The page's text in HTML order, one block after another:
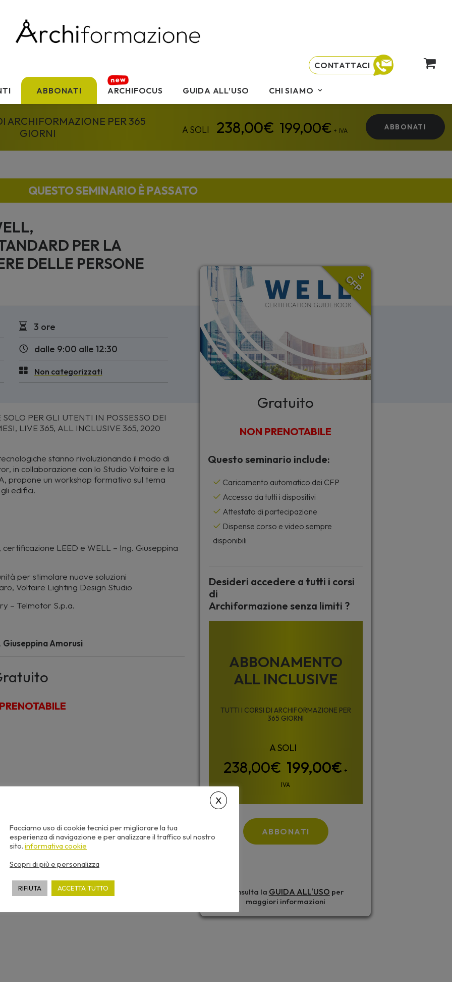
ABBONATI ARCHIFOCUS GUIDA ALL’USO CHI SIAMO
CONTATTACI
ARCHIFORMAZIONE PER 365
GIORNI
199,00€ + IVA ABBONATI
QUESTO SEMINARIO È PASSATO
PER LA
DELLE PERSONE
3 ore
dalle 9:00 alle 12:30
Non categorizzati
PER GLI UTENTI IN POSSESSO DEI
LIVE 365, ALL INCLUSIVE 365, 2020
stanno rivoluzionando il modo di
in collaborazione con lo Studio Voltaire e la
propone un workshop formativo sul tema
edifici.
LEED e WELL – Ing. Giuseppina
per stimolare nuove soluzioni
Voltaire Lighting Design Studio
– Telmotor S.p.a.
Giuseppina Amorusi
3
CFP
Gratuito
NON PRENOTABILE
Questo seminario include:
Caricamento automatico dei CFP
Accesso da tutti i dispositivi
Attestato di partecipazione
Dispense corso e video sempre
disponibili
Desideri accedere a tutti i corsi
di
Archiformazione senza limiti ?
ABBONAMENTO
ALL INCLUSIVE
TUTTI I CORSI DI ARCHIFORMAZIONE PER
365 GIORNI
199,00€ +
IVA
ABBONATI
Consulta la GUIDA ALL'USO per
maggiori informazioni
Facciamo uso di cookie tecnici per migliorare la tua
esperienza di navigazione e per analizzare il traffico sul nostro
sito. informativa cookie
Scopri di più e personalizza
RIFIUTA ACCETTA TUTTO